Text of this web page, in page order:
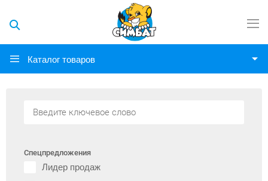
Каталог товаров
Спецпредложения
Лидер продаж